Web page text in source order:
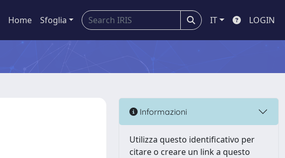
Home Sfoglia IT LOGIN
Informazioni
Utilizza questo identificativo per
citare o creare un link a questo